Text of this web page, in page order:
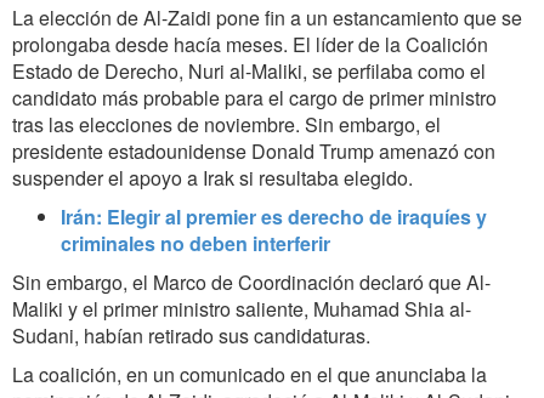
La elección de Al-Zaidi pone fin a un estancamiento que se
prolongaba desde hacía meses. El líder de la Coalición
Estado de Derecho, Nuri al-Maliki, se perfilaba como el
candidato más probable para el cargo de primer ministro
tras las elecciones de noviembre. Sin embargo, el
presidente estadounidense Donald Trump amenazó con
suspender el apoyo a Irak si resultaba elegido.
Irán: Elegir al premier es derecho de iraquíes y
criminales no deben interferir
Sin embargo, el Marco de Coordinación declaró que Al-
Maliki y el primer ministro saliente, Muhamad Shia al-
Sudani, habían retirado sus candidaturas.
La coalición, en un comunicado en el que anunciaba la